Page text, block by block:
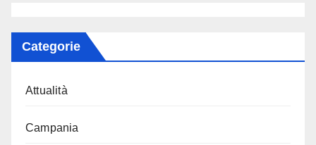
Categorie
Attualità
Campania